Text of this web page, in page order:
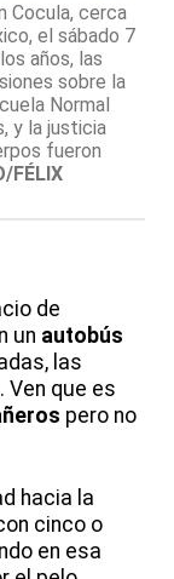
Cocula, cerca
el sábado 7
años, las
sobre la
Normal
y la justicia
fueron
FÉLIX
de
un autobús
las
Ven que es
pero no
hacia la
cinco o
en esa